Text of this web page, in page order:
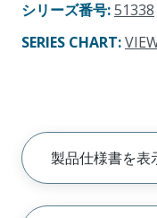
シリーズ番号:51338
SERIES CHART:
製品仕様書を表